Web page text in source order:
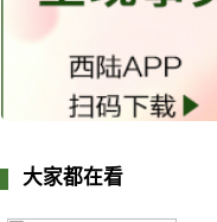
大家都在看